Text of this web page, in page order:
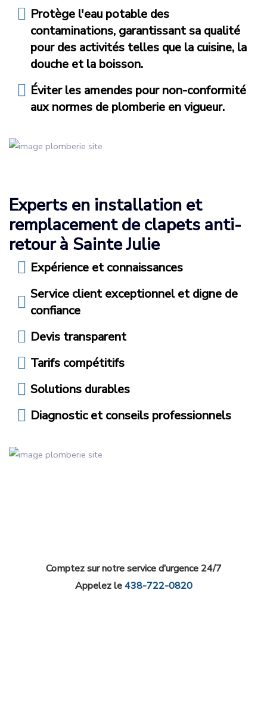
Protège l'eau potable des
contaminations, garantissant sa qualité
pour des activités telles que la cuisine, la
douche et la boisson.
Éviter les amendes pour non-conformité
aux normes de plomberie en vigueur.
Experts en installation et
remplacement de clapets anti-
retour à Sainte Julie
Expérience et connaissances
Service client exceptionnel et digne de
confiance
Devis transparent
Tarifs compétitifs
Solutions durables
Diagnostic et conseils professionnels
Comptez sur notre service d’urgence 24/7
Appelez le438-722-0820